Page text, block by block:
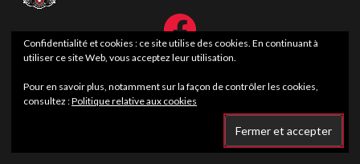
Facebook
Confidentialité et cookies : ce site utilise des cookies. En continuant à
utiliser ce site Web, vous acceptez leur utilisation.
Pour en savoir plus, notamment sur la façon de contrôler les cookies,
consultez :Politique relative aux cookies